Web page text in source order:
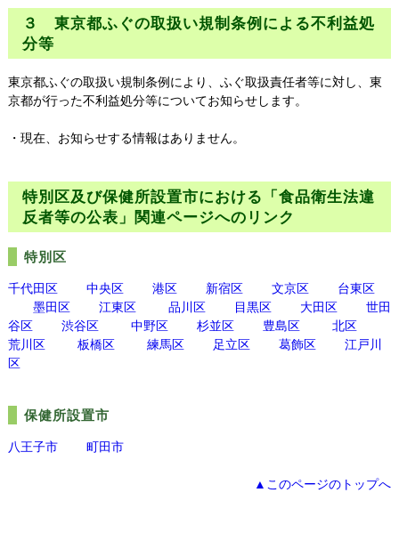
３ 東京都ふぐの取扱い規制条例による不利益処
分等
東京都ふぐの取扱い規制条例により、ふぐ取扱責任者等に対し、東
京都が行った不利益処分等についてお知らせします。
・現在、お知らせする情報はありません。
特別区及び保健所設置市における「食品衛生法違
反者等の公表」関連ページへのリンク
特別区
千代田区 中央区 港区 新宿区 文京区
台東区
墨田区
江東区 品川区 目黒区 大田区
世田
谷区
渋谷区 中野区 杉並区 豊島区
北区
荒川区
板橋区 練馬区 足立区 葛飾区
江戸川
区
保健所設置市
八王子市 町田市
▲このページのトップへ